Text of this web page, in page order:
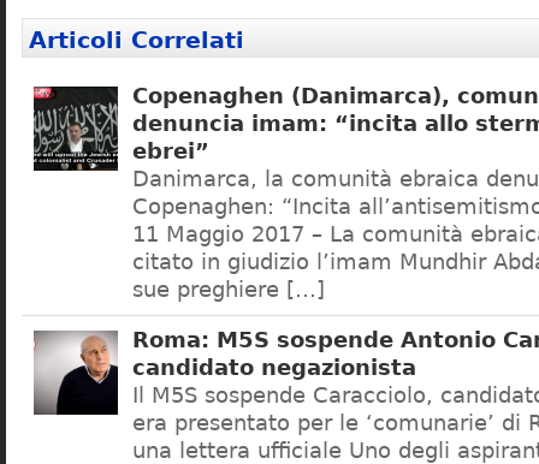
Articoli Correlati
Copenaghen (Danimarca),
denuncia imam: “incita allo
ebrei”
Danimarca, la comunità ebraica
Copenaghen: “Incita
11 Maggio 2017 – La comunità
citato in giudizio l’imam Mundhir
sue preghiere […]
Roma: M5S sospende Antonio
candidato negazionista
Il M5S sospende Caracciolo,
era presentato per le ‘comunarie’ di
una lettera ufficiale Uno degli